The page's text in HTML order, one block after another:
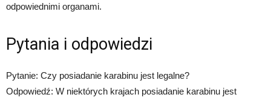
odpowiednimi organami.
Pytania i odpowiedzi
Pytanie: Czy posiadanie karabinu jest legalne?
Odpowiedź: W niektórych krajach posiadanie karabinu jest